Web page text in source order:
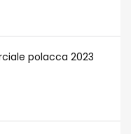
polacca 2023